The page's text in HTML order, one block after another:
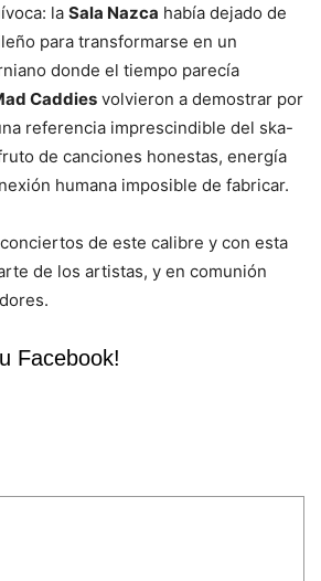
la Sala Nazca había dejado de
para transformarse en un
donde el tiempo parecía
Caddies volvieron a demostrar por
referencia imprescindible del ska-
de canciones honestas, energía
humana imposible de fabricar.
de este calibre y con esta
de los artistas, y en comunión
Facebook!